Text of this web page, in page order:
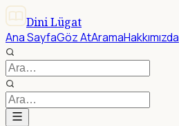
Dini Lügat
Ana SayfaGöz AtAramaHakkımızda